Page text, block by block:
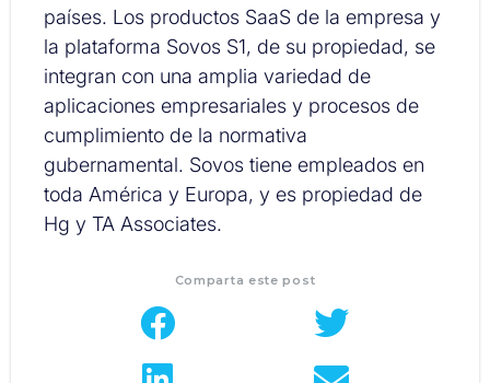
países. Los productos SaaS de la empresa y
la plataforma Sovos S1, de su propiedad, se
integran con una amplia variedad de
aplicaciones empresariales y procesos de
cumplimiento de la normativa
gubernamental. Sovos tiene empleados en
toda América y Europa, y es propiedad de
Hg y TA Associates.
Comparta este post